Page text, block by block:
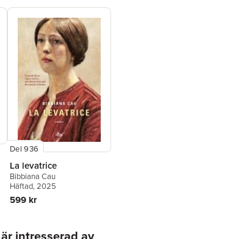
Del 936
La levatrice
Bibbiana Cau
Häftad, 2025
599 kr